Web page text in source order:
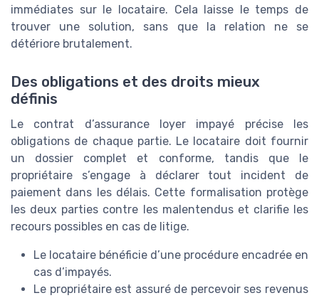
immédiates sur le locataire. Cela laisse le temps de
trouver une solution, sans que la relation ne se
détériore brutalement.
Des obligations et des droits mieux
définis
Le contrat d’assurance loyer impayé précise les
obligations de chaque partie. Le locataire doit fournir
un dossier complet et conforme, tandis que le
propriétaire s’engage à déclarer tout incident de
paiement dans les délais. Cette formalisation protège
les deux parties contre les malentendus et clarifie les
recours possibles en cas de litige.
Le locataire bénéficie d’une procédure encadrée en
cas d’impayés.
Le propriétaire est assuré de percevoir ses revenus